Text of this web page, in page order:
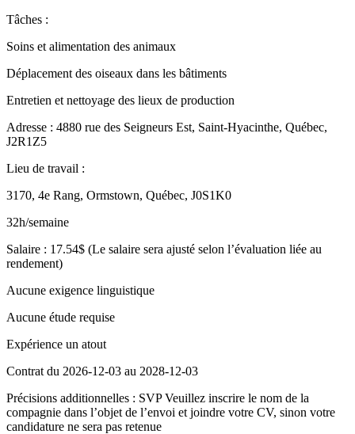
Tâches :
Soins et alimentation des animaux
Déplacement des oiseaux dans les bâtiments
Entretien et nettoyage des lieux de production
Adresse : 4880 rue des Seigneurs Est, Saint-Hyacinthe, Québec,
J2R1Z5
Lieu de travail :
3170, 4e Rang, Ormstown, Québec, J0S1K0
32h/semaine
Salaire : 17.54$ (Le salaire sera ajusté selon l’évaluation liée au
rendement)
Aucune exigence linguistique
Aucune étude requise
Expérience un atout
Contrat du 2026-12-03 au 2028-12-03
Précisions additionnelles : SVP Veuillez inscrire le nom de la
compagnie dans l’objet de l’envoi et joindre votre CV, sinon votre
candidature ne sera pas retenue